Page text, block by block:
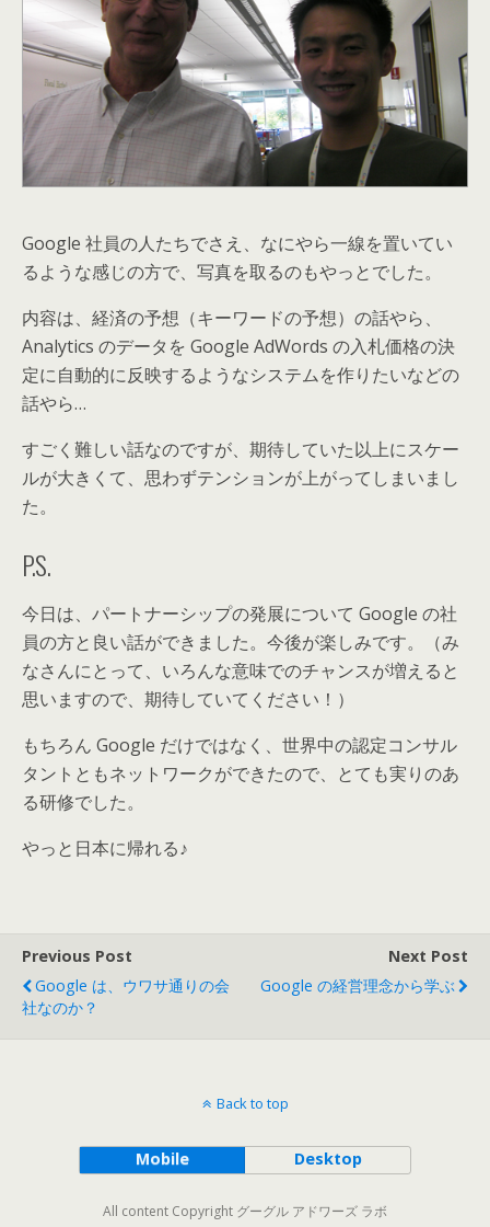
Google 社員の人たちでさえ、なにやら一線を置いてい
るような感じの方で、写真を取るのもやっとでした。
内容は、経済の予想（キーワードの予想）の話やら、
Analytics のデータを Google AdWords の入札価格の決
定に自動的に反映するようなシステムを作りたいなどの
話やら…
すごく難しい話なのですが、期待していた以上にスケー
ルが大きくて、思わずテンションが上がってしまいまし
た。
P.S.
今日は、パートナーシップの発展について Google の社
員の方と良い話ができました。今後が楽しみです。（み
なさんにとって、いろんな意味でのチャンスが増えると
思いますので、期待していてください！）
もちろん Google だけではなく、世界中の認定コンサル
タントともネットワークができたので、とても実りのあ
る研修でした。
やっと日本に帰れる♪
Previous Post
Google は、ウワサ通りの会
社なのか？
Next Post
Google の経営理念から学ぶ
Back to top
Mobile Desktop
All content Copyright グーグル アドワーズ ラボ